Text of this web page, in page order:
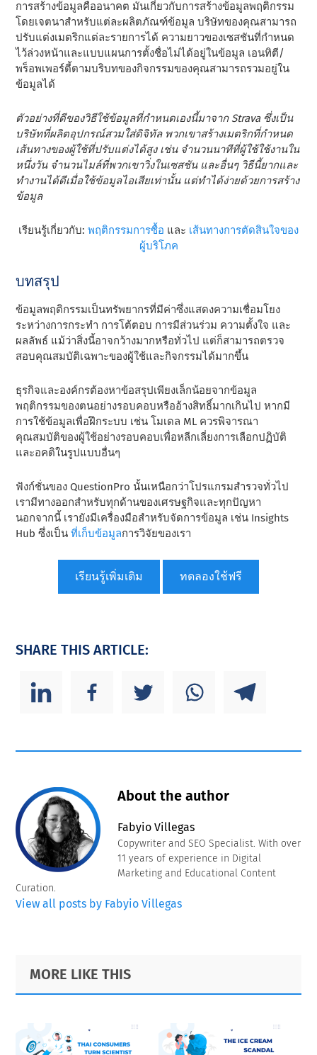
การสร้างข้อมูลคืออนาคต มันเกี่ยวกับการสร้างข้อมูลพฤติกรรม
โดยเจตนาสําหรับแต่ละผลิตภัณฑ์ข้อมูล บริษัทของคุณสามารถ
ปรับแต่งเมตริกแต่ละรายการได้ ความยาวของเซสชันที่กําหนด
ไว้ล่วงหน้าและแบบแผนการตั้งชื่อไม่ได้อยู่ในข้อมูล เอนทิตี/
พร็อพเพอร์ตี้ตามบริบทของกิจกรรมของคุณสามารถรวมอยู่ใน
ข้อมูลได้
ตัวอย่างที่ดีของวิธีใช้ข้อมูลที่กําหนดเองนี้มาจาก Strava ซึ่งเป็น
บริษัทที่ผลิตอุปกรณ์สวมใส่ดิจิทัล พวกเขาสร้างเมตริกที่กําหนด
เส้นทางของผู้ใช้ที่ปรับแต่งได้สูง เช่น จํานวนนาทีที่ผู้ใช้ใช้งานใน
หนึ่งวัน จํานวนไมล์ที่พวกเขาวิ่งในเซสชัน และอื่นๆ วิธีนี้ยากและ
ทํางานได้ดีเมื่อใช้ข้อมูลไอเสียเท่านั้น แต่ทําได้ง่ายด้วยการสร้าง
ข้อมูล
เรียนรู้เกี่ยวกับ: พฤติกรรมการซื้อ และ เส้นทางการตัดสินใจของ
ผู้บริโภค
บทสรุป
ข้อมูลพฤติกรรมเป็นทรัพยากรที่มีค่าซึ่งแสดงความเชื่อมโยง
ระหว่างการกระทํา การโต้ตอบ การมีส่วนร่วม ความตั้งใจ และ
ผลลัพธ์ แม้ว่าสิ่งนี้อาจกว้างมากหรือทั่วไป แต่ก็สามารถตรวจ
สอบคุณสมบัติเฉพาะของผู้ใช้และกิจกรรมได้มากขึ้น
ธุรกิจและองค์กรต้องหาข้อสรุปเพียงเล็กน้อยจากข้อมูล
พฤติกรรมของตนอย่างรอบคอบหรืออ้างสิทธิ์มากเกินไป หากมี
การใช้ข้อมูลเพื่อฝึกระบบ เช่น โมเดล ML ควรพิจารณา
คุณสมบัติของผู้ใช้อย่างรอบคอบเพื่อหลีกเลี่ยงการเลือกปฏิบัติ
และอคติในรูปแบบอื่นๆ
ฟังก์ชั่นของ QuestionPro นั้นเหนือกว่าโปรแกรมสํารวจทั่วไป
เรามีทางออกสําหรับทุกด้านของเศรษฐกิจและทุกปัญหา
นอกจากนี้ เรายังมีเครื่องมือสําหรับจัดการข้อมูล เช่น Insights
Hub ซึ่งเป็นที่เก็บข้อมูลการวิจัยของเรา
เรียนรู้เพิ่มเติม ทดลองใช้ฟรี
SHARE THIS ARTICLE:
About the author
Fabyio Villegas
Copywriter and SEO Specialist. With over
11 years of experience in Digital
Marketing and Educational Content
Curation.
View all posts by Fabyio Villegas
Primary
Sidebar
Footer
MORE LIKE THIS